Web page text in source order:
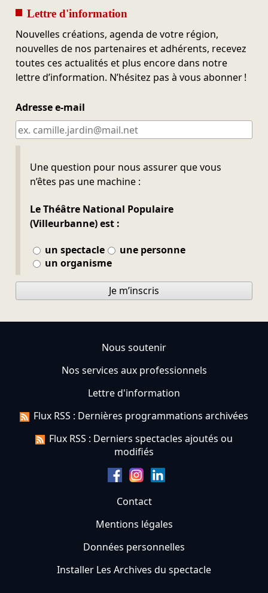
Lettre d'information
Nouvelles créations, agenda de votre région,
nouvelles de nos partenaires et adhérents, recevez
toutes ces actualités et plus encore dans notre
lettre d’information. N’hésitez pas à vous abonner !
Adresse e-mail
Une question pour nous assurer que vous
n’êtes pas une machine :
Le Théâtre National Populaire
(Villeurbanne) est :
un spectacle
une personne
un organisme
Ne pas remplir
Je m’inscris
Nous soutenir
Nos services aux professionnels
Lettre d'information
Flux RSS : Dernières programmations archivées
Flux RSS : Derniers spectacles ajoutés ou
modifiés
Contact
Mentions légales
Données personnelles
Installer Les Archives du spectacle